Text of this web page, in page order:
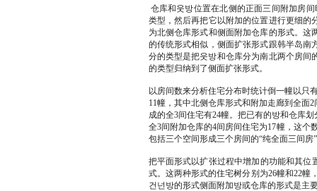
仓库和웃방位置在北侧的正面三间附加房
类型，然后再把它以附加的位置进行更细
为北侧仓库形式和侧面附加仓库的形式。
的传统形式相似，侧面扩张形式跟韩半岛
分的类型是把웃방和仓库分为南北两个房
的类型归纳到了侧面扩张形式。
以房间数来分析住宅分布时统计倒一幢以只
11幢，其中北侧仓库形式和附加走廊到全面
成的全3间住宅有24幢。把已有的방和仓库
全3间附加仓库的4间房间住宅为17幢，这个
包括三个空间形成三个房间的“纯全面三间
把平面形式以扩张过程中增加的功能和其
式。这两种形式的住宅树分别为26幢和22幢
건넌방的形式侧面附加방或仓库的形式是主